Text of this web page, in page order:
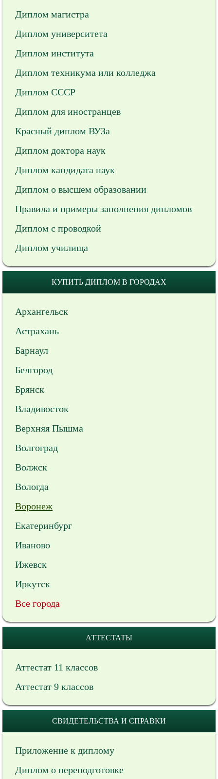
Диплом магистра
Диплом университета
Диплом института
Диплом техникума или колледжа
Диплом СССР
Диплом для иностранцев
Красный диплом ВУЗа
Диплом доктора наук
Диплом кандидата наук
Диплом о высшем образовании
Правила и примеры заполнения дипломов
Диплом с проводкой
Диплом училища
КУПИТЬ ДИПЛОМ В ГОРОДАХ
Архангельск
Астрахань
Барнаул
Белгород
Брянск
Владивосток
Верхняя Пышма
Волгоград
Волжск
Вологда
Воронеж
Екатеринбург
Иваново
Ижевск
Иркутск
Все города
АТТЕСТАТЫ
Аттестат 11 классов
Аттестат 9 классов
СВИДЕТЕЛЬСТВА И СПРАВКИ
Приложение к диплому
Диплом о переподготовке